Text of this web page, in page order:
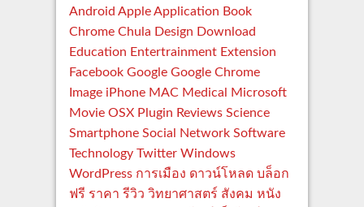
Android Apple Application Book
Chrome Chula Design Download
Education Entertrainment Extension
Facebook Google Google Chrome
Image iPhone MAC Medical
Microsoft
Movie OSX Plugin Reviews Science
Smartphone Social Network Software
Technology Twitter Windows
WordPress การเมือง ดาวน์โหลด บล็อก
ฟรี ราคา รีวิว วิทยาศาสตร์ สังคม หนัง